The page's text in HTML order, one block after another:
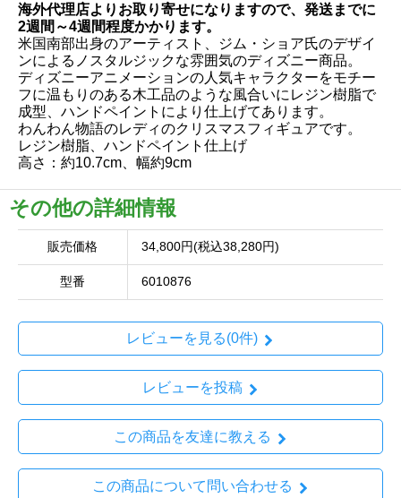
海外代理店よりお取り寄せになりますので、発送までに
2週間～4週間程度かかります。
米国南部出身のアーティスト、ジム・ショア氏のデザイ
ンによるノスタルジックな雰囲気のディズニー商品。
ディズニーアニメーションの人気キャラクターをモチー
フに温もりのある木工品のような風合いにレジン樹脂で
成型、ハンドペイントにより仕上げてあります。
わんわん物語のレディのクリスマスフィギュアです。
レジン樹脂、ハンドペイント仕上げ
高さ：約10.7cm、幅約9cm
その他の詳細情報
販売価格 34,800円(税込38,280円)
型番 6010876
レビューを見る(0件)
レビューを投稿
この商品を友達に教える
この商品について問い合わせる